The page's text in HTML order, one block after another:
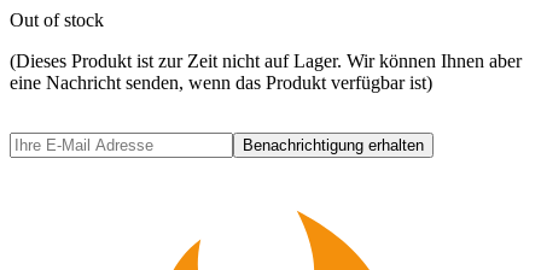
Out of stock
(Dieses Produkt ist zur Zeit nicht auf Lager. Wir können Ihnen aber
eine Nachricht senden, wenn das Produkt verfügbar ist)